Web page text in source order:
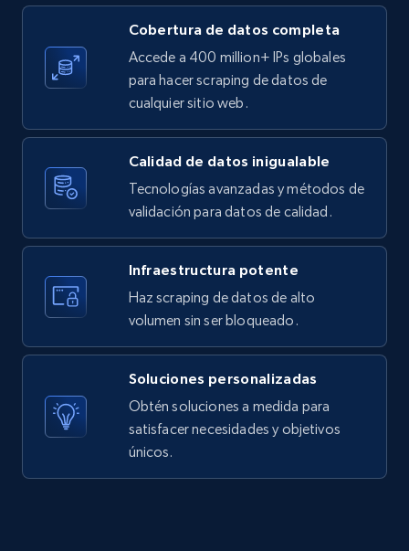
Etsy - Collects data from shop's URL
URL, Product id, Listing inventory id, Title, Rating,
Reviews count shop, Reviews count item, Initial
1.9K+ 323+ Prueba gratuita
Amazon products search
Asin, URL, Name, Sponsored, Initial price, Final
181+ Prueba gratuita
Target
Cobertura de datos completa
Accede a 400 million+ IPs globales
para hacer scraping de datos de
cualquier sitio web.
Calidad de datos inigualable
Tecnologías avanzadas y métodos de
validación para datos de calidad.
Infraestructura potente
Haz scraping de datos de alto
volumen sin ser bloqueado.
Soluciones personalizadas
Obtén soluciones a medida para
satisfacer necesidades y objetivos
únicos.